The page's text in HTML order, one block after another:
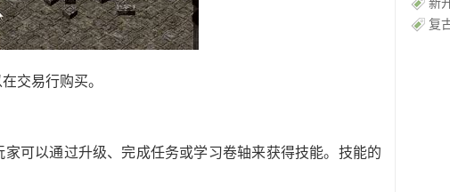
交易行购买。
可以通过升级、完成任务或学习卷轴来获得技能。技能的
复